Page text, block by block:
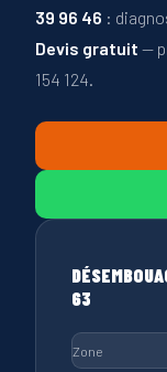
39 96 46 :
Devis gratuit —
154 124.
63
Zone